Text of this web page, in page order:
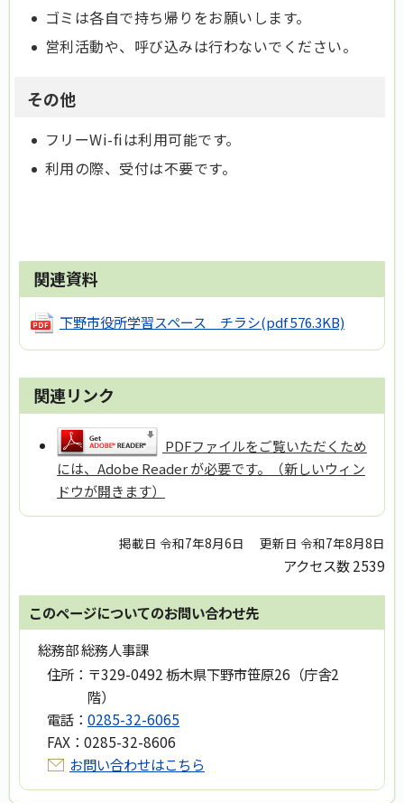
ゴミは各自で持ち帰りをお願いします。
営利活動や、呼び込みは行わないでください。
その他
フリーWi-fiは利用可能です。
利用の際、受付は不要です。
関連資料
下野市役所学習スペース チラシ(pdf 576.3KB)
関連リンク
PDFファイルをご覧いただくため
には、Adobe Reader が必要です。（新しいウィン
ドウが開きます）
掲載日 令和7年8月6日 更新日 令和7年8月8日
アクセス数2539
このページについてのお問い合わせ先
総務部 総務人事課
住所： 〒329-0492 栃木県下野市笹原26（庁舎2
階）
電話： 0285-32-6065
FAX： 0285-32-8606
お問い合わせはこちら